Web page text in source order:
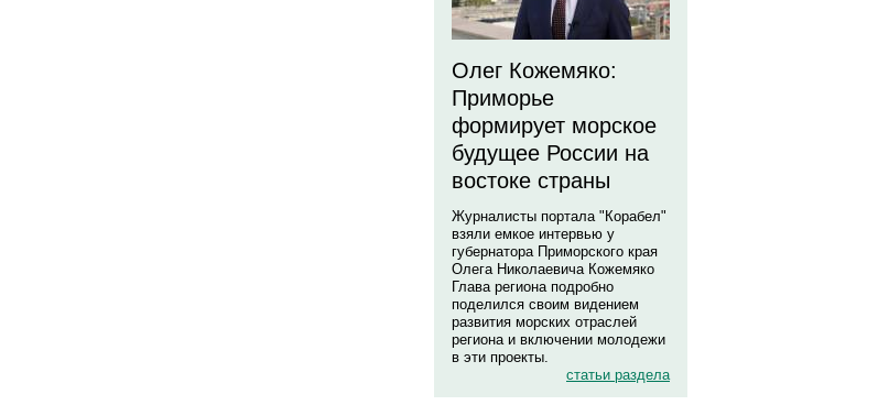
Олег Кожемяко:
Приморье
формирует морское
будущее России на
востоке страны
Журналисты портала "Корабел"
взяли емкое интервью у
губернатора Приморского края
Олега Николаевича Кожемяко
Глава региона подробно
поделился своим видением
развития морских отраслей
региона и включении молодежи
в эти проекты.
статьи раздела